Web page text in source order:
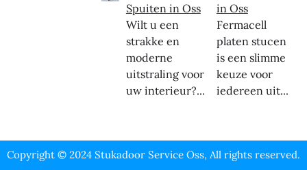
Spuiten in Oss
Wilt u een
strakke en
moderne
uitstraling voor
uw interieur?...
in Oss
Fermacell
platen stucen
is een slimme
keuze voor
iedereen uit...
Copyright © 2024 Stukadoor Service Oss, All rights reserved.